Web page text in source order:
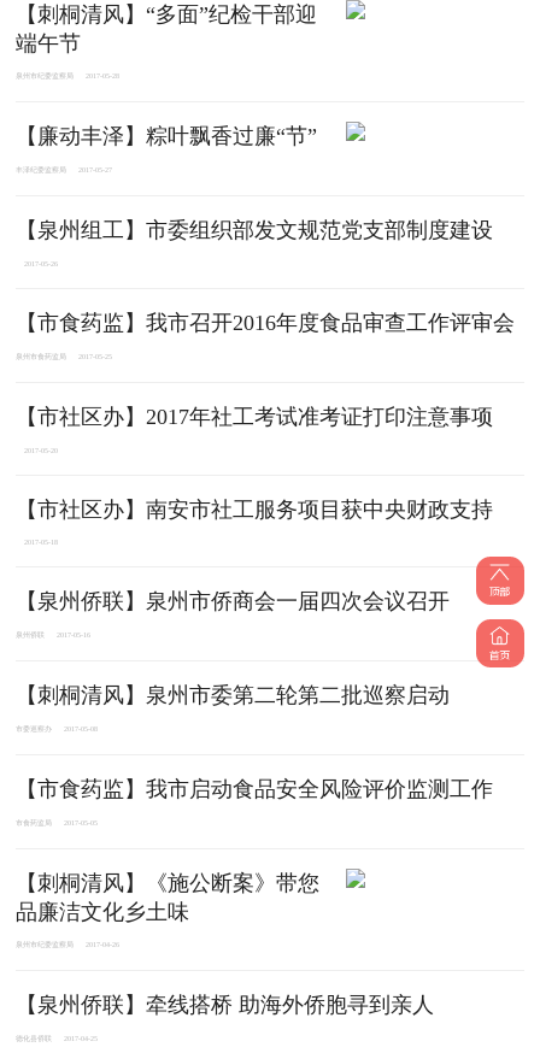
【刺桐清风】“多面”纪检干部迎
端午节
泉州市纪委监察局 2017-05-28
【廉动丰泽】粽叶飘香过廉“节”
丰泽纪委监察局 2017-05-27
【泉州组工】市委组织部发文规范党支部制度建设
2017-05-26
【市食药监】我市召开2016年度食品审查工作评审会
泉州市食药监局 2017-05-25
【市社区办】2017年社工考试准考证打印注意事项
2017-05-20
【市社区办】南安市社工服务项目获中央财政支持
2017-05-18
【泉州侨联】泉州市侨商会一届四次会议召开
泉州侨联 2017-05-16
【刺桐清风】泉州市委第二轮第二批巡察启动
市委巡察办 2017-05-08
【市食药监】我市启动食品安全风险评价监测工作
市食药监局 2017-05-05
【刺桐清风】《施公断案》带您
品廉洁文化乡土味
泉州市纪委监察局 2017-04-26
【泉州侨联】牵线搭桥 助海外侨胞寻到亲人
德化县侨联 2017-04-25